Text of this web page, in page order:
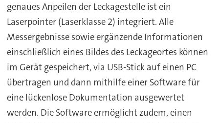
genaues Anpeilen der Leckagestelle ist ein
Laserpointer (Laserklasse 2) integriert. Alle
Messergebnisse sowie ergänzende Informationen
einschließlich eines Bildes des Leckageortes können
im Gerät gespeichert, via USB-Stick auf einen PC
übertragen und dann mithilfe einer Software für
eine lückenlose Dokumentation ausgewertet
werden. Die Software ermöglicht zudem, einen